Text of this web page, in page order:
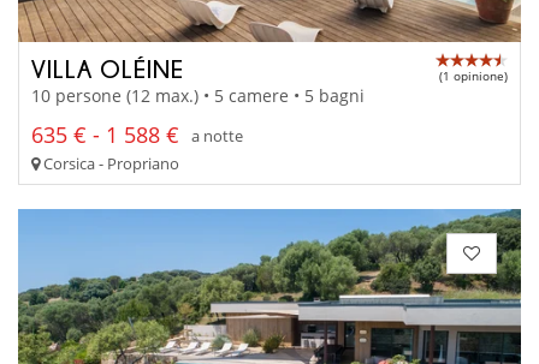
VILLA OLÉINE (1 opinione)
10 persone (12 max.) • 5 camere • 5 bagni
635 € - 1 588 €
a notte
Corsica - Propriano